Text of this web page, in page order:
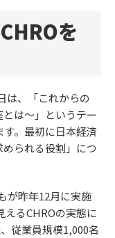
を
は、「これからの
は～」というテー
。最初に日本経済
られる役割」につ
が昨年12月に実施
えるCHROの実態に
従業員規模1,000名